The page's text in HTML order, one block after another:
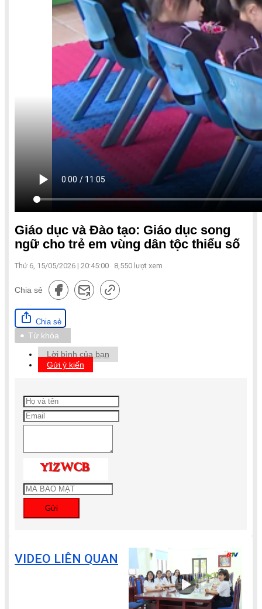
Giáo dục và Đào tạo: Giáo dục song
ngữ cho trẻ em vùng dân tộc thiểu số
Thứ 6, 15/05/2026 | 20:45:00 8,550 lượt xem
Chia sẻ
Chia sẻ
Từ khóa
Lời bình của bạn
Gửi ý kiến
Gửi
VIDEO LIÊN QUAN